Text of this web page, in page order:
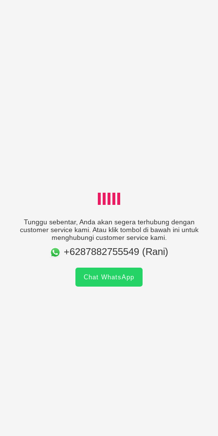
Tunggu sebentar, Anda akan segera terhubung dengan
customer service kami. Atau klik tombol di bawah ini untuk
menghubungi customer service kami.
+6287882755549 (Rani)
Chat WhatsApp